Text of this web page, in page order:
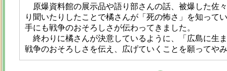
原爆資料館の展示品や語り部さんの話、被爆した佐
り聞いたりしたことで橘さんが「死の怖さ」を知って
手にも戦争のおそろしさが伝わってきました。
終わりに橘さんが決意しているように、「広島に生
戦争のおそろしさを伝え、広げていくことを願ってや